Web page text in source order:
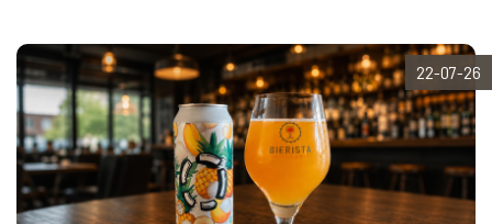
22-07-26